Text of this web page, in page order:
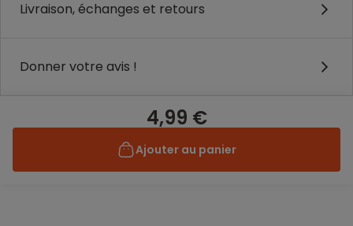
Livraison, échanges et retours
Donner votre avis !
4,99 €
Ajouter au panier